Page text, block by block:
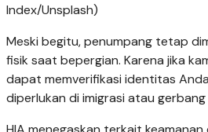
Index/Unsplash)
Meski begitu, penumpang tetap
fisik saat bepergian. Karena jika
dapat memverifikasi identitas
diperlukan di imigrasi atau